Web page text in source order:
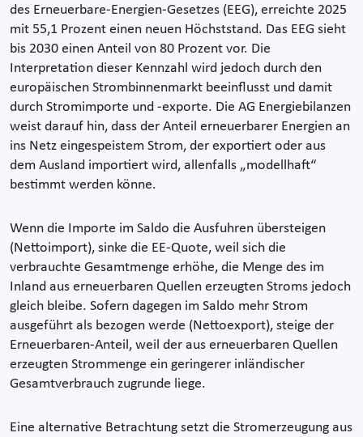
des Erneuerbare-Energien-Gesetzes (EEG), erreichte 2025
mit 55,1 Prozent einen neuen Höchststand. Das EEG sieht
bis 2030 einen Anteil von 80 Prozent vor. Die
Interpretation dieser Kennzahl wird jedoch durch den
europäischen Strombinnenmarkt beeinflusst und damit
durch Stromimporte und -exporte. Die AG Energiebilanzen
weist darauf hin, dass der Anteil erneuerbarer Energien an
ins Netz eingespeistem Strom, der exportiert oder aus
dem Ausland importiert wird, allenfalls „modellhaft“
bestimmt werden könne.
Wenn die Importe im Saldo die Ausfuhren übersteigen
(Nettoimport), sinke die EE-Quote, weil sich die
verbrauchte Gesamtmenge erhöhe, die Menge des im
Inland aus erneuerbaren Quellen erzeugten Stroms jedoch
gleich bleibe. Sofern dagegen im Saldo mehr Strom
ausgeführt als bezogen werde (Nettoexport), steige der
Erneuerbaren-Anteil, weil der aus erneuerbaren Quellen
erzeugten Strommenge ein geringerer inländischer
Gesamtverbrauch zugrunde liege.
Eine alternative Betrachtung setzt die Stromerzeugung aus